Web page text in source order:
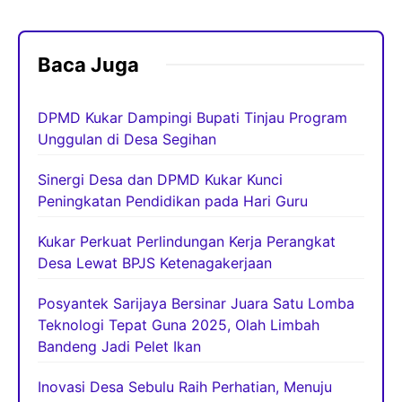
Baca Juga
DPMD Kukar Dampingi Bupati Tinjau Program
Unggulan di Desa Segihan
Sinergi Desa dan DPMD Kukar Kunci
Peningkatan Pendidikan pada Hari Guru
Kukar Perkuat Perlindungan Kerja Perangkat
Desa Lewat BPJS Ketenagakerjaan
Posyantek Sarijaya Bersinar Juara Satu Lomba
Teknologi Tepat Guna 2025, Olah Limbah
Bandeng Jadi Pelet Ikan
Inovasi Desa Sebulu Raih Perhatian, Menuju